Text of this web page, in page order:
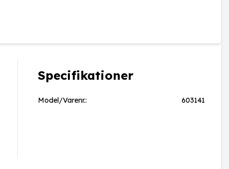
Specifikationer
Model/Varenr.: 603141